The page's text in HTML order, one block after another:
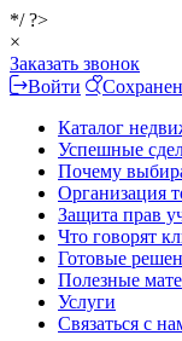
*/ ?>
×
Заказать звонок
Войти
Каталог
Успешные
Почему
Организация
Защита прав
Что говорят
Готовые
Полезные
Услуги
Связаться с